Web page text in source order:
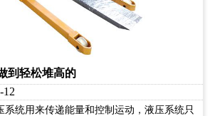
到轻松堆高的
12
系统用来传递能量和控制运动，液压系统只